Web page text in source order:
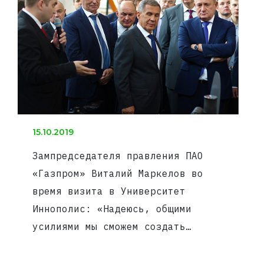
15.10.2019
Зампредседателя правления ПАО
«Газпром» Виталий Маркелов во
время визита в Университет
Иннополис: «Надеюсь, общими
усилиями мы сможем создать